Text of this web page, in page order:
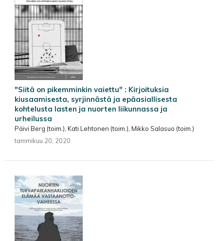
"Siitä on pikemminkin vaiettu" : Kirjoituksia
kiusaamisesta, syrjinnästä ja epäasiallisesta
kohtelusta lasten ja nuorten liikunnassa ja
urheilussa
Päivi Berg (toim.), Kati Lehtonen (toim.), Mikko Salasuo (toim.)
tammikuu 20, 2020